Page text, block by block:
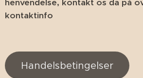
henvendelse, kontakt os da på
kontaktinfo
Handelsbetingelser